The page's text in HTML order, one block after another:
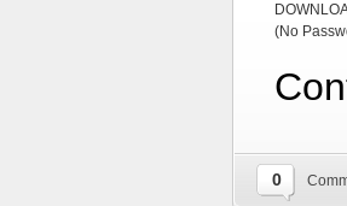
(No
0